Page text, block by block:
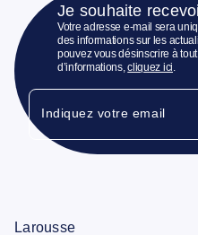
Je souhaite
Votre adresse e-mail sera
des informations sur les
pouvez vous désinscrire à
d’informations,cliquez ici.
Indiquez votre email
Larousse